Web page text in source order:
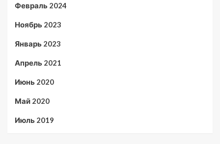
Февраль 2024
Ноябрь 2023
Январь 2023
Апрель 2021
Июнь 2020
Май 2020
Июль 2019